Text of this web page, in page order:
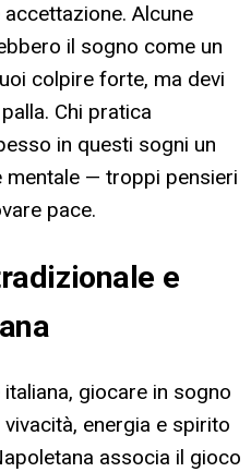
Alcune
il sogno come un
colpire forte, ma devi
Chi pratica
in questi sogni un
mentale — troppi pensieri
pace.
e
giocare in sogno
energia e spirito
associa il gioco